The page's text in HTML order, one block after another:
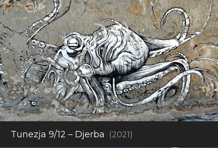
Tunezja 9/12 – Djerba (2021)